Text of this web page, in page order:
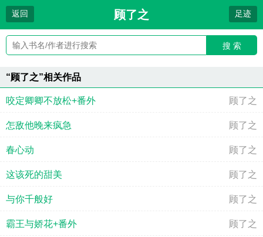
返回 顾了之 足迹
搜 索
“顾了之”相关作品
咬定卿卿不放松+番外 顾了之
怎敌他晚来疯急 顾了之
春心动 顾了之
这该死的甜美 顾了之
与你千般好 顾了之
霸王与娇花+番外 顾了之